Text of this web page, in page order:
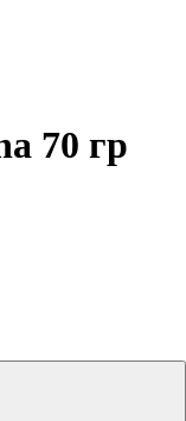
70 гр